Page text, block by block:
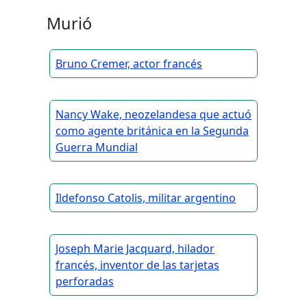
Murió
Bruno Cremer, actor francés
Nancy Wake, neozelandesa que actuó
como agente británica en la Segunda
Guerra Mundial
Ildefonso Catolis, militar argentino
Joseph Marie Jacquard, hilador
francés, inventor de las tarjetas
perforadas